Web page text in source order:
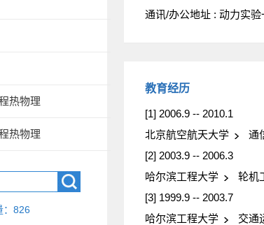
热物理
热物理
826
通讯/办公地址 : 动力实验
教育经历
[1] 2006.9 -- 2010.1
北京航空航天大学
通
[2] 2003.9 -- 2006.3
哈尔滨工程大学
轮机
[3] 1999.9 -- 2003.7
哈尔滨工程大学
交通